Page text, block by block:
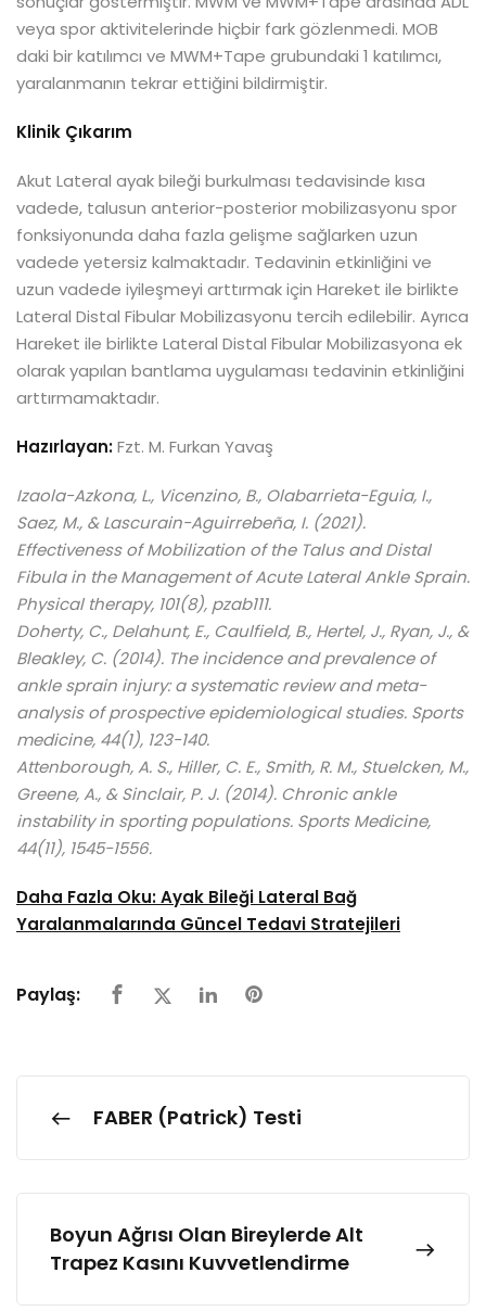
veya spor aktivitelerinde hiçbir fark gözlenmedi. MOB
daki bir katılımcı ve MWM+Tape grubundaki 1 katılımcı,
yaralanmanın tekrar ettiğini bildirmiştir.
Klinik Çıkarım
Akut Lateral ayak bileği burkulması tedavisinde kısa
vadede, talusun anterior-posterior mobilizasyonu spor
fonksiyonunda daha fazla gelişme sağlarken uzun
vadede yetersiz kalmaktadır. Tedavinin etkinliğini ve
uzun vadede iyileşmeyi arttırmak için Hareket ile birlikte
Lateral Distal Fibular Mobilizasyonu tercih edilebilir. Ayrıca
Hareket ile birlikte Lateral Distal Fibular Mobilizasyona ek
olarak yapılan bantlama uygulaması tedavinin etkinliğini
arttırmamaktadır.
Hazırlayan:Fzt. M. Furkan Yavaş
Izaola-Azkona, L., Vicenzino, B., Olabarrieta-Eguia, I.,
Saez, M., & Lascurain-Aguirrebeña, I. (2021).
Effectiveness of Mobilization of the Talus and Distal
Fibula in the Management of Acute Lateral Ankle Sprain.
Physical therapy, 101(8), pzab111.
Doherty, C., Delahunt, E., Caulfield, B., Hertel, J., Ryan, J., &
Bleakley, C. (2014). The incidence and prevalence of
ankle sprain injury: a systematic review and meta-
analysis of prospective epidemiological studies. Sports
medicine, 44(1), 123-140.
Attenborough, A. S., Hiller, C. E., Smith, R. M., Stuelcken, M.,
Greene, A., & Sinclair, P. J. (2014). Chronic ankle
instability in sporting populations. Sports Medicine,
44(11), 1545-1556.
Daha Fazla Oku:Ayak Bileği Lateral Bağ
Yaralanmalarında Güncel Tedavi Stratejileri
Paylaş:
FABER (Patrick) Testi
Boyun Ağrısı Olan Bireylerde Alt
Trapez Kasını Kuvvetlendirme